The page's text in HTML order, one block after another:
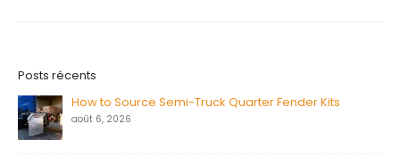
Posts récents
How to Source Semi-Truck Quarter Fender Kits
août 6, 2026